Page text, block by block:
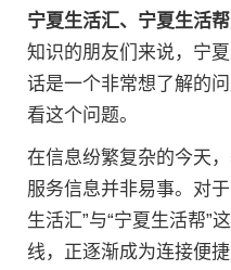
宁夏生活汇、宁夏生活
知识的朋友们来说，宁
话是一个非常想了解的
看这个问题。
在信息纷繁复杂的今天
服务信息并非易事。对
生活汇”与“宁夏生活帮”
线，正逐渐成为连接便